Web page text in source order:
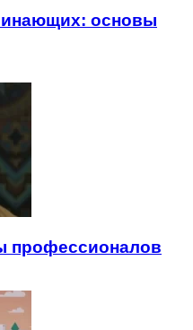
основы
профессионалов